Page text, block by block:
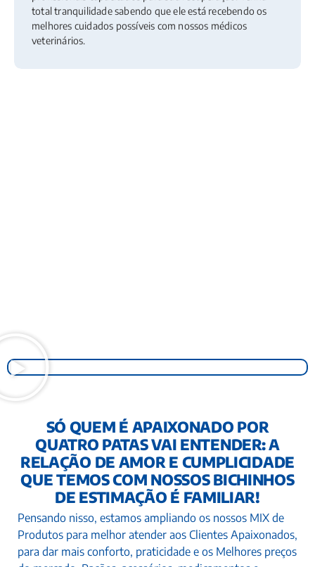
total tranquilidade sabendo que ele está recebendo os
melhores cuidados possíveis com nossos médicos
veterinários.
SÓ QUEM É APAIXONADO POR
QUATRO PATAS VAI ENTENDER: A
RELAÇÃO DE AMOR E CUMPLICIDADE
QUE TEMOS COM NOSSOS BICHINHOS
DE ESTIMAÇÃO É FAMILIAR!
Pensando nisso, estamos ampliando os nossos MIX de
Produtos para melhor atender aos Clientes Apaixonados,
para dar mais conforto, praticidade e os Melhores preços